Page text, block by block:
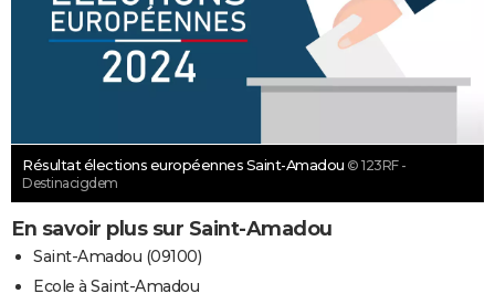
Résultat élections européennes Saint-Amadou © 123RF -
Destinacigdem
En savoir plus sur Saint-Amadou
Saint-Amadou (09100)
Ecole à Saint-Amadou